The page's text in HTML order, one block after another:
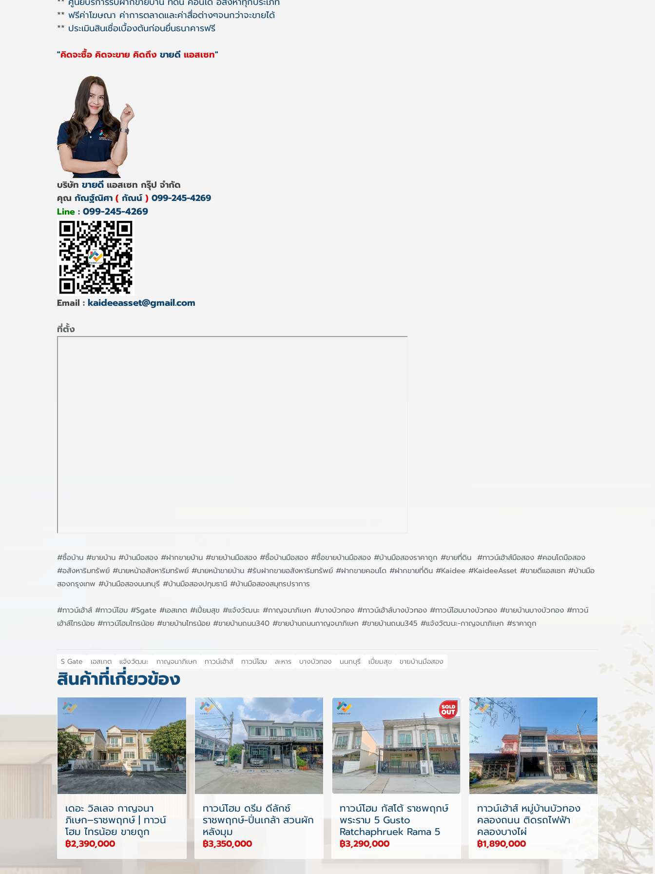
** ฟรีค่าโฆษณา ค่าการตลาดและค่าสื่อต่างๆจนกว่าจะขายได้
** ประเมินสินเชื่อเบื้องต้นก่อนยื่นธนาคารฟรี
"คิดจะซื้อ คิดจะขาย คิดถึง ขายดี แอสเซท"
บริษัท ขายดี แอสเซท กรุ๊ป จำกัด
คุณ กัณฐ์ณิศา ( กัณน์ ) 099-245-4269
Line : 099-245-4269
Email : kaideeasset@gmail.com
ที่ตั้ง
#ซื้อบ้าน #ขายบ้าน #บ้านมือสอง #ฝากขายบ้าน #ขายบ้านมือสอง #ซื้อบ้านมือสอง #ซื้อขายบ้านมือสอง #บ้านมือสองราคาถูก #ขายที่ดิน #ทาวน์เฮ้าส์มือสอง #คอนโดมือสอง
#อสังหาริมทรัพย์ #นายหน้าอสังหาริมทรัพย์ #นายหน้าขายบ้าน #รับฝากขายอสังหาริมทรัพย์ #ฝากขายคอนโด #ฝากขายที่ดิน #Kaidee #KaideeAsset #ขายดีแอสเซท #บ้านมือ
สองกรุงเทพ #บ้านมือสองนนทบุรี #บ้านมือสองปทุมธานี #บ้านมือสองสมุทรปราการ
#ทาวน์เฮ้าส์ #ทาวน์โฮม #Sgate #เอสเกต #เปี่ยมสุข #แจ้งวัฒนะ #กาญจนาภิเษก #บางบัวทอง #ทาวน์เฮ้าส์บางบัวทอง #ทาวน์โฮมบางบัวทอง #ขายบ้านบางบัวทอง #ทาวน์
เฮ้าส์ไทรน้อย #ทาวน์โฮมไทรน้อย #ขายบ้านไทรน้อย #ขายบ้านถนน340 #ขายบ้านถนนกาญจนาภิเษก #ขายบ้านถนน345 #แจ้งวัฒนะ-กาญจนาภิเษก #ราคาถูก
S Gate เอสเกต แจ้งวัฒนะ กาญจนาภิเษก ทาวน์เฮ้าส์ ทาวน์โฮม ละหาร บางบัวทอง นนทบุรี เปี่ยมสุข ขายบ้านมือสอง
สินค้าที่เกี่ยวข้อง
เดอะ วิลเลจ กาญจนา
ภิเษก–ราชพฤกษ์ | ทาวน์
โฮม ไทรน้อย ขายถูก
฿2,390,000
ทาวน์โฮม ดรีม ดีลักซ์
ราชพฤกษ์-ปิ่นเกล้า สวนผัก
หลังมุม
฿3,350,000
ทาวน์โฮม กัสโต้ ราชพฤกษ์
พระราม 5 Gusto
Ratchaphruek Rama 5
฿3,290,000
ทาวน์เฮ้าส์ หมู่บ้านบัวทอง
คลองถนน ติดรถไฟฟ้า
คลองบางไผ่
฿1,890,000